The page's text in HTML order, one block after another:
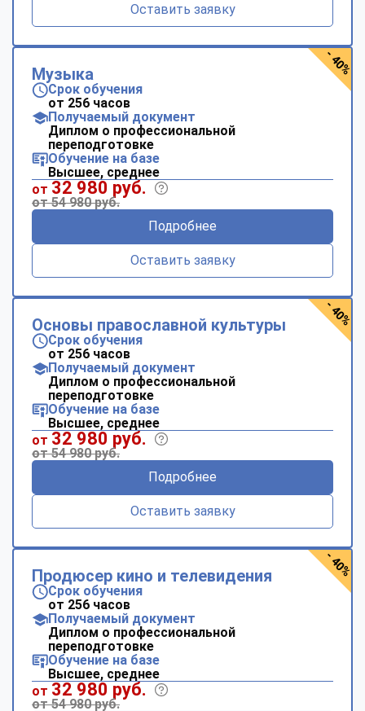
Оставить заявку
Музыка
Срок обучения
от 256 часов
Получаемый документ
Диплом о профессиональной
переподготовке
Обучение на базе
Высшее, среднее
от 32 980 руб.
от 54 980 руб.
Подробнее
Оставить заявку
- 40%
Основы православной культуры
Срок обучения
от 256 часов
Получаемый документ
Диплом о профессиональной
переподготовке
Обучение на базе
Высшее, среднее
от 32 980 руб.
от 54 980 руб.
Подробнее
Оставить заявку
- 40%
Продюсер кино и телевидения
Срок обучения
от 256 часов
Получаемый документ
Диплом о профессиональной
переподготовке
Обучение на базе
Высшее, среднее
от 32 980 руб.
от 54 980 руб.
- 40%